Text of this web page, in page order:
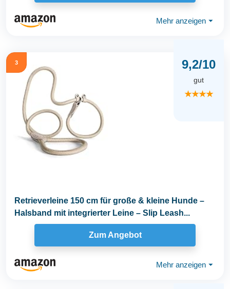
Mehr anzeigen ⏷
3 9,2/10
gut
★★★★
Retrieverleine 150 cm für große & kleine Hunde –
Halsband mit integrierter Leine – Slip Leash...
Zum Angebot
Mehr anzeigen ⏷